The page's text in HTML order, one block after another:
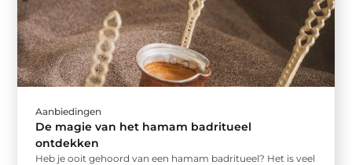
Aanbiedingen
De magie van het hamam badritueel
ontdekken
Heb je ooit gehoord van een hamam badritueel? Het is veel